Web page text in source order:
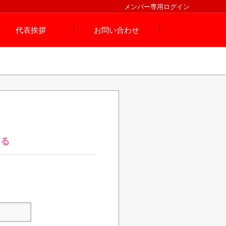
メンバー専用ログイン
代表挨拶 お問い合わせ